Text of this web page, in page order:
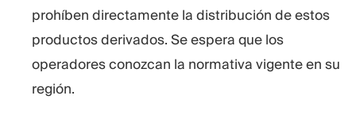
prohíben directamente la distribución de estos
productos derivados. Se espera que los
operadores conozcan la normativa vigente en su
región.